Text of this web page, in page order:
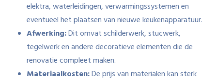
elektra, waterleidingen, verwarmingssystemen en
eventueel het plaatsen van nieuwe keukenapparatuur.
Afwerking:Dit omvat schilderwerk, stucwerk,
tegelwerk en andere decoratieve elementen die de
renovatie compleet maken.
Materiaalkosten:De prijs van materialen kan sterk